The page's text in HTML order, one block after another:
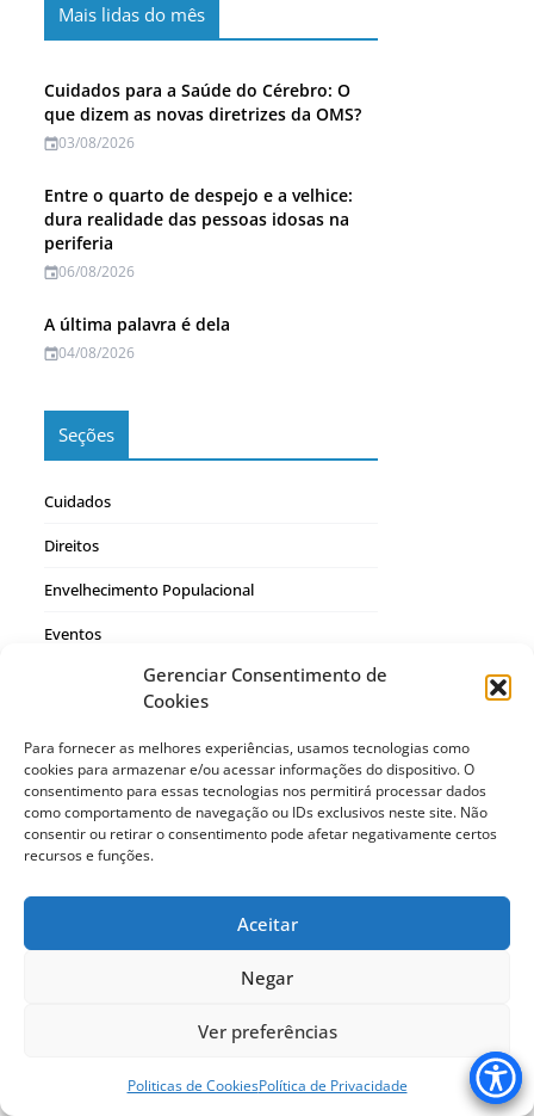
Gerenciar Consentimento de
Cookies
Para fornecer as melhores experiências, usamos tecnologias como
cookies para armazenar e/ou acessar informações do dispositivo. O
consentimento para essas tecnologias nos permitirá processar dados
como comportamento de navegação ou IDs exclusivos neste site. Não
consentir ou retirar o consentimento pode afetar negativamente certos
recursos e funções.
Aceitar
Negar
Ver preferências
Politicas de CookiesPolítica de Privacidade
Mais lidas do mês
Cuidados para a Saúde do Cérebro: O
que dizem as novas diretrizes da OMS?
03/08/2026
Entre o quarto de despejo e a velhice:
dura realidade das pessoas idosas na
periferia
06/08/2026
A última palavra é dela
04/08/2026
Seções
Cuidados
Direitos
Envelhecimento Populacional
Eventos
Publicações
Saúde-Doença
Sexualidades
Ver Mais